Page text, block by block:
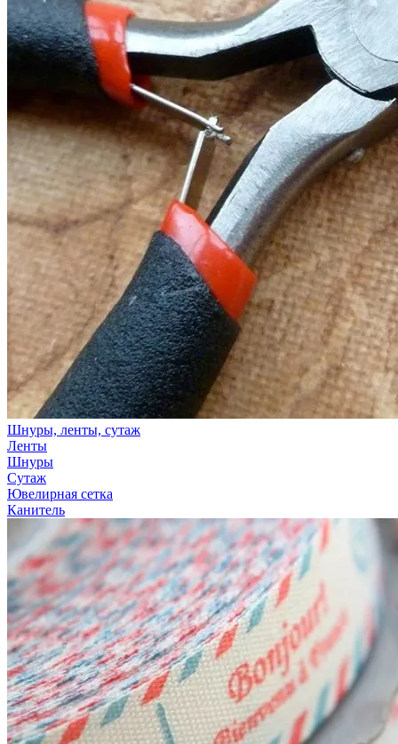
Шнуры, ленты, сутаж
Ленты
Шнуры
Сутаж
Ювелирная сетка
Канитель